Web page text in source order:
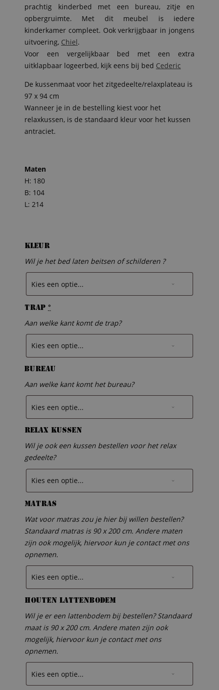
prachtig kinderbed met een bureau, zitje en
opbergruimte. Met dit meubel is iedere
kinderkamer compleet. Ook verkrijgbaar in jongens
uitvoering, Chiel.
Voor een vergelijkbaar bed met een extra
uitklapbaar logeerbed, kijk eens bij bed Cederic
De kussenmaat voor het zitgedeelte/relaxplateau is
97 x 94 cm
Wanneer je in de bestelling kiest voor het
relaxkussen, is de standaard kleur voor het kussen
antraciet.
Maten
H: 180
B: 104
L: 214
Kleur
Wil je het bed laten beitsen of schilderen ?
Trap *
Aan welke kant komt de trap?
Bureau
Aan welke kant komt het bureau?
Relax kussen
Wil je ook een kussen bestellen voor het relax
gedeelte?
Matras
Wat voor matras zou je hier bij willen bestellen?
Standaard matras is 90 x 200 cm. Andere maten
zijn ook mogelijk, hiervoor kun je contact met ons
opnemen.
Houten lattenbodem
Wil je er een lattenbodem bij bestellen? Standaard
maat is 90 x 200 cm. Andere maten zijn ook
mogelijk, hiervoor kun je contact met ons
opnemen.